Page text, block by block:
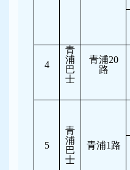
4
青
浦
巴
士
青浦20
路
5
青
浦
巴
士
青浦1路